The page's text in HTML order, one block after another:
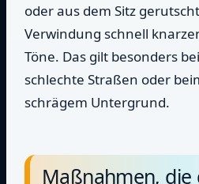
oder aus dem Sitz
Verwindung schnell
Töne. Das gilt besonders
schlechte Straßen oder
schrägem Untergrund.
Maßnahmen, die